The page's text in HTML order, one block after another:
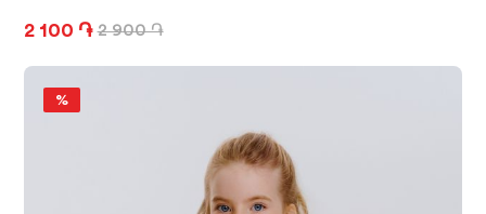
2 100 ֏ 2 900 ֏
%